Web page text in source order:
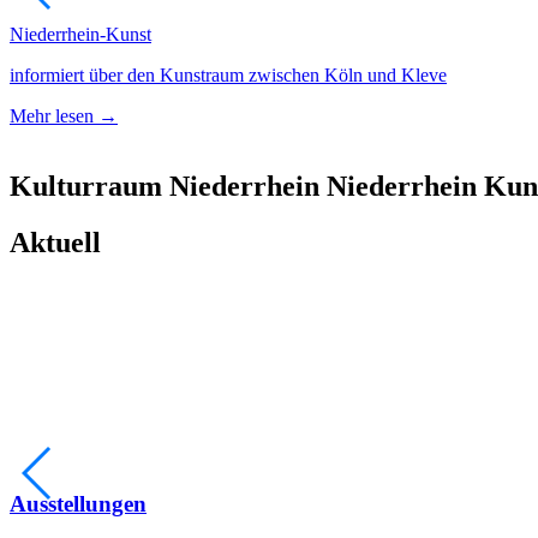
Niederrhein-Kunst
informiert über den Kunstraum zwischen Köln und Kleve
Mehr lesen →
Kulturraum Niederrhein Niederrhein
Aktuell
Ausstellungen